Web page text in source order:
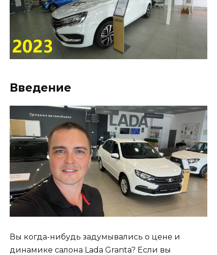
Введение
Вы когда-нибудь задумывались о цене и
динамике салона Lada Granta? Если вы